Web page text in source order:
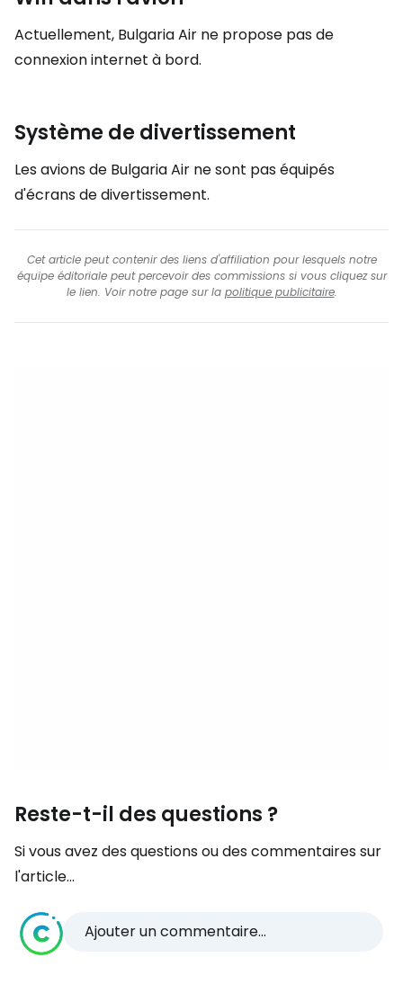
Actuellement, Bulgaria Air ne propose pas de
connexion internet à bord.
Système de divertissement
Les avions de Bulgaria Air ne sont pas équipés
d'écrans de divertissement.
Cet article peut contenir des liens d'affiliation pour lesquels notre
équipe éditoriale peut percevoir des commissions si vous cliquez sur
le lien. Voir notre page sur la politique publicitaire.
Reste-t-il des questions ?
Si vous avez des questions ou des commentaires sur
l'article...
Ajouter un commentaire...